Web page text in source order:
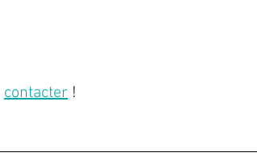
contacter !